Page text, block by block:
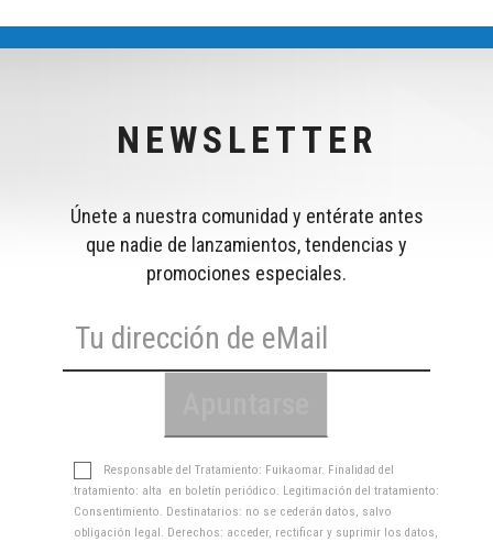
NEWSLETTER
Únete a nuestra comunidad y entérate antes
que nadie de lanzamientos, tendencias y
promociones especiales.
Responsable del Tratamiento: Fuikaomar. Finalidad del
tratamiento: alta en boletín periódico. Legitimación del tratamiento:
Consentimiento. Destinatarios: no se cederán datos, salvo
obligación legal. Derechos: acceder, rectificar y suprimir los datos,